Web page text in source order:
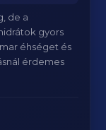
de a
gyors
éhséget és
érdemes